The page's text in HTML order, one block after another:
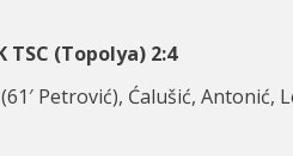
TSC (Topolya) 2:4
Petrović), Ćalušić, Antonić,